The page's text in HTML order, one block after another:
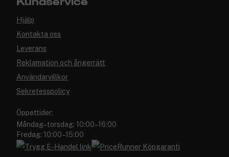
Kundservice
Hjälp
Kontakta oss
Leverans
Reklamation och ångerrätt
Användarvillkor
Sekretesspolicy
Öppettider:
Måndag–torsdag: 10:00–16:00
Fredag: 10:00–15:00